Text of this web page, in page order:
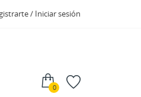
/ Iniciar sesión
0